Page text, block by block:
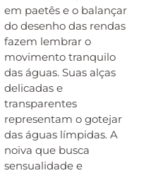
em paetês e o balançar
do desenho das rendas
fazem lembrar o
movimento tranquilo
das águas. Suas alças
delicadas e
transparentes
representam o gotejar
das águas límpidas. A
noiva que busca
sensualidade e